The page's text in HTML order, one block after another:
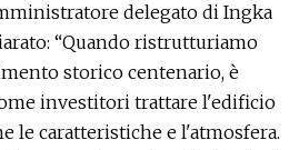
delegato di Ingka
“Quando ristrutturiamo
storico centenario, è
investitori trattare l'edificio
le caratteristiche e l'atmosfera.